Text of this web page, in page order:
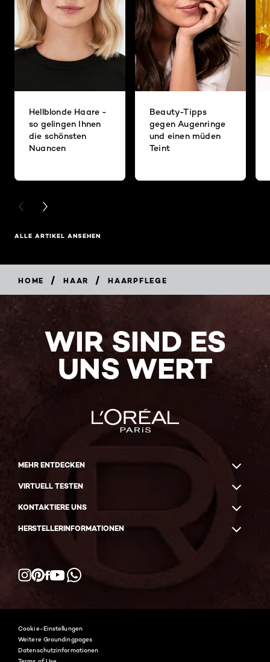
Hellblonde Haare -
so gelingen Ihnen
die schönsten
Nuancen
Beauty-Tipps
gegen Augenringe
und einen müden
Teint
PREVIOUS CARD
NEXT CARD
ALLE ARTIKEL ANSEHEN
HOME / HAAR / HAARPFLEGE
WIR SIND ES
UNS WERT
MEHR ENTDECKEN
VIRTUELL TESTEN
KONTAKTIERE UNS
HERSTELLERINFORMATIONEN
Facebook
YouTube
Cookie-Einstellungen
Weitere Groundingpages
Datenschutzinformationen